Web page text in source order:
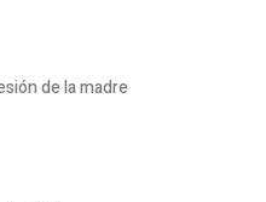
de la madre